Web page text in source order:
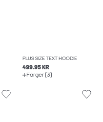
PLUS SIZE TEXT HOODIE
499.95 KR
Färger (3)